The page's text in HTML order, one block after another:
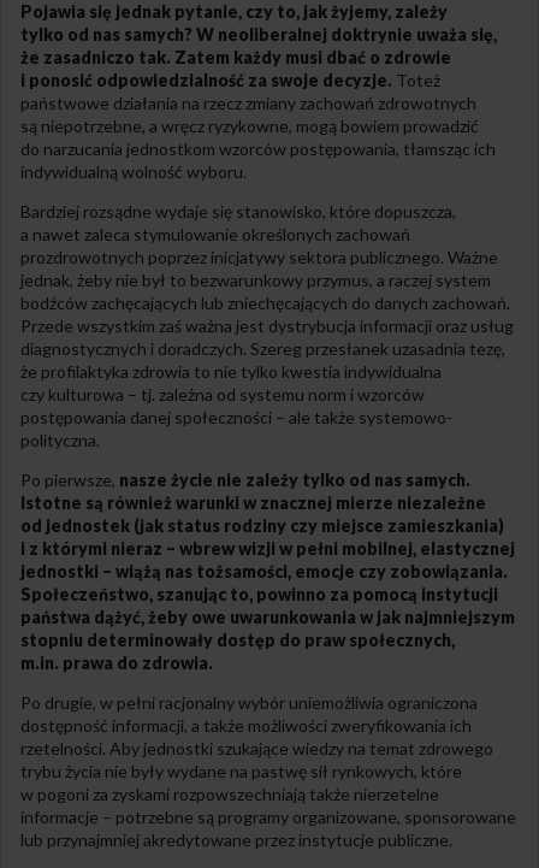
Pojawia się jednak pytanie, czy to, jak żyjemy, zależy
tylko od nas samych? W neoliberalnej doktrynie uważa się,
że zasadniczo tak. Zatem każdy musi dbać o zdrowie
i ponosić odpowiedzialność za swoje decyzje. Toteż
państwowe działania na rzecz zmiany zachowań zdrowotnych
są niepotrzebne, a wręcz ryzykowne, mogą bowiem prowadzić
do narzucania jednostkom wzorców postępowania, tłamsząc ich
indywidualną wolność wyboru.
Bardziej rozsądne wydaje się stanowisko, które dopuszcza,
a nawet zaleca stymulowanie określonych zachowań
prozdrowotnych poprzez inicjatywy sektora publicznego. Ważne
jednak, żeby nie był to bezwarunkowy przymus, a raczej system
bodźców zachęcających lub zniechęcających do danych zachowań.
Przede wszystkim zaś ważna jest dystrybucja informacji oraz usług
diagnostycznych i doradczych. Szereg przesłanek uzasadnia tezę,
że profilaktyka zdrowia to nie tylko kwestia indywidualna
czy kulturowa – tj. zależna od systemu norm i wzorców
postępowania danej społeczności – ale także systemowo-
polityczna.
Po pierwsze, nasze życie nie zależy tylko od nas samych.
Istotne są również warunki w znacznej mierze niezależne
od jednostek (jak status rodziny czy miejsce zamieszkania)
i z którymi nieraz – wbrew wizji w pełni mobilnej, elastycznej
jednostki – wiążą nas tożsamości, emocje czy zobowiązania.
Społeczeństwo, szanując to, powinno za pomocą instytucji
państwa dążyć, żeby owe uwarunkowania w jak najmniejszym
stopniu determinowały dostęp do praw społecznych,
m.in. prawa do zdrowia.
Po drugie, w pełni racjonalny wybór uniemożliwia ograniczona
dostępność informacji, a także możliwości zweryfikowania ich
rzetelności. Aby jednostki szukające wiedzy na temat zdrowego
trybu życia nie były wydane na pastwę sił rynkowych, które
w pogoni za zyskami rozpowszechniają także nierzetelne
informacje – potrzebne są programy organizowane, sponsorowane
lub przynajmniej akredytowane przez instytucje publiczne.